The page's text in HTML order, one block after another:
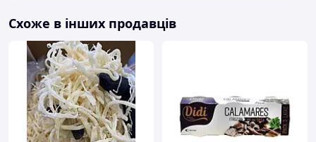
Схоже в інших продавців